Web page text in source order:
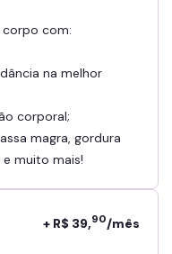
corpo com:
na melhor
corporal;
magra, gordura
muito mais!
+ R$ 39,90/mês